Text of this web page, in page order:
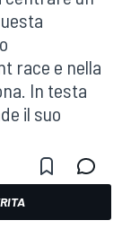
race e nella
In testa
il suo